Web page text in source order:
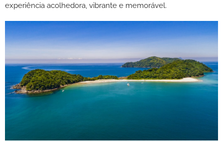
experiência acolhedora, vibrante e memorável.